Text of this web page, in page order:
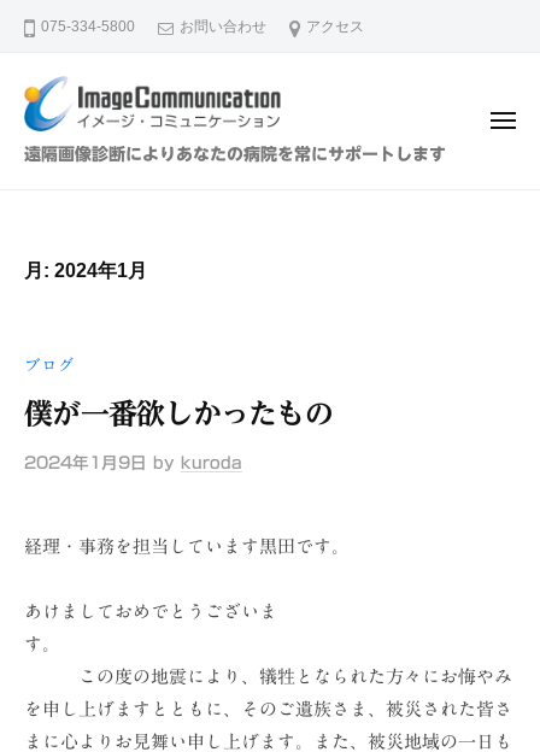
075-334-5800 お問い合わせ アクセス
イ
・
ミ
ニ
ケ
ョ
（
株
遠隔画像診断によりあなたの病院を常にサポートします
メ
月: 2024年1月
ブログ
僕が一番欲しかったもの
2024年1月9日 by kuroda
経理・事務を担当しています黒田です。
あけましておめでとうございま
す。
この度の地震により、犠牲となられた方々にお悔やみ
を申し上げますとともに、そのご遺族さま、被災された皆さ
まに心よりお見舞い申し上げます。また、被災地域の一日も
メ
ジ
・
コ
ケ
ン
（
）